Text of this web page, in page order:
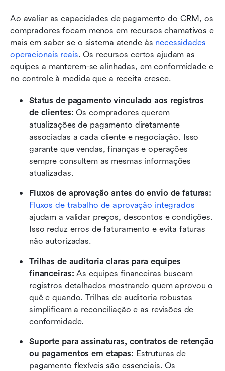
Ao avaliar as capacidades de pagamento do CRM, os
compradores focam menos em recursos chamativos e
mais em saber se o sistema atende às necessidades
operacionais reais. Os recursos certos ajudam as
equipes a manterem-se alinhadas, em conformidade e
no controle à medida que a receita cresce.
Status de pagamento vinculado aos registros
de clientes: Os compradores querem
atualizações de pagamento diretamente
associadas a cada cliente e negociação. Isso
garante que vendas, finanças e operações
sempre consultem as mesmas informações
atualizadas.
Fluxos de trabalho de aprovação integrados
ajudam a validar preços, descontos e condições.
Isso reduz erros de faturamento e evita faturas
não autorizadas.
Trilhas de auditoria claras para equipes
financeiras: As equipes financeiras buscam
registros detalhados mostrando quem aprovou o
quê e quando. Trilhas de auditoria robustas
simplificam a reconciliação e as revisões de
conformidade.
Suporte para assinaturas, contratos de retenção
ou pagamentos em etapas: Estruturas de
pagamento flexíveis são essenciais. Os